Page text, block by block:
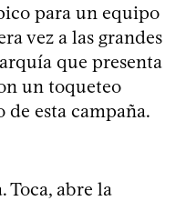
para un equipo
vez a las grandes
que presenta
un toqueteo
de esta campaña.
Toca, abre la